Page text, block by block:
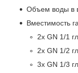
Объем воды в
Вместимость
2х GN 1/1
2х GN 1/2
3х GN 1/3